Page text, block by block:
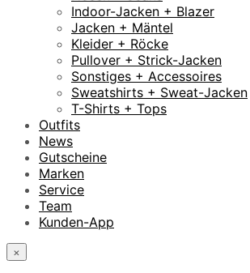
Indoor-Jacken + Blazer
Jacken + Mäntel
Kleider + Röcke
Pullover + Strick-Jacken
Sonstiges + Accessoires
Sweatshirts + Sweat-Jacken
T-Shirts + Tops
Outfits
News
Gutscheine
Marken
Service
Team
Kunden-App
×